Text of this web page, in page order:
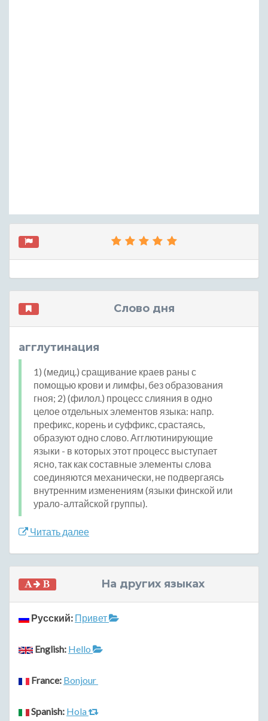
Слово дня
агглутинация
1) (медиц.) сращивание краев раны с
помощью крови и лимфы, без образования
гноя; 2) (филол.) процесс слияния в одно
целое отдельных элементов языка: напр.
префикс, корень и суффикс, срастаясь,
образуют одно слово. Агглютинирующие
языки - в которых этот процесс выступает
ясно, так как составные элементы слова
соединяются механически, не подвергаясь
внутренним изменениям (языки финской или
урало-алтайской группы).
Читать далее
На других языках
Русский: Привет
English: Hello
France: Bonjour
Spanish: Hola